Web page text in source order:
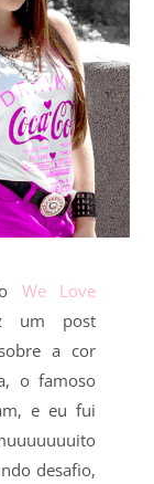
We Love
um post
a cor
o famoso
e eu fui
desafio,